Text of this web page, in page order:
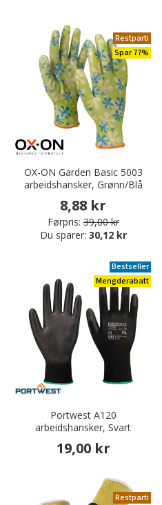
Restparti
Spar 77%
OX-ON Garden Basic 5003
arbeidshansker, Grønn/Blå
8,88 kr
Førpris: 39,00 kr
Du sparer: 30,12 kr
Bestseller
Mengderabatt
Portwest A120
arbeidshansker, Svart
19,00 kr
Restparti